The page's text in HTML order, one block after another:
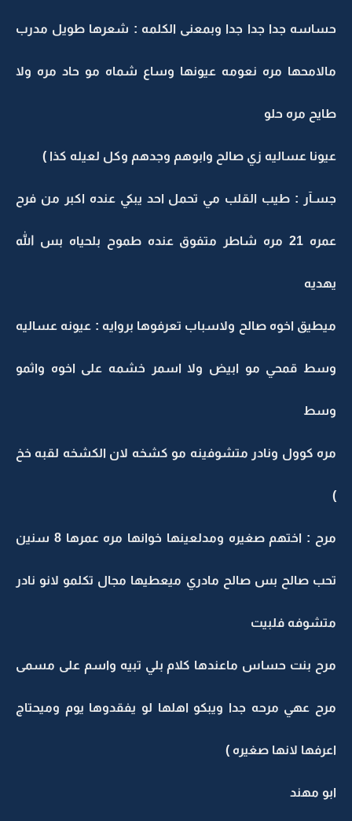
حساسه جدا جدا جدا وبمعنى الكلمه : شعرها طويل مدرب
مالامحها مره نعومه عيونها وساع شماه مو حاد مره ولا
طايح مره حلو
عيونا عساليه زي صالح وابوهم وجدهم وكل لعيله كذا )
جسـآر : طيب القلب مي تحمل احد يبكي عنده اكبر من فرح
عمره 21 مره شاطر متفوق عنده طموح بلحياه بس الله
يهديه
ميطيق اخوه صالح ولاسباب تعرفوها بروايه : عيونه عساليه
وسط قمحي مو ابيض ولا اسمر خشمه على اخوه واثمو
وسط
مره كوول ونادر متشوفينه مو كشخه لان الكشخه لقبه خخ
)
مرح : اختهم صغيره ومدلعينها خوانها مره عمرها 8 سنين
تحب صالح بس صالح مادري ميعطيها مجال تكلمو لانو نادر
متشوفه فلبيت
مرح بنت حساس ماعندها كلام بلي تبيه واسم على مسمى
مرح عهي مرحه جدا ويبكو اهلها لو يفقدوها يوم وميحتاج
اعرفها لانها صغيره )
ابو مهند